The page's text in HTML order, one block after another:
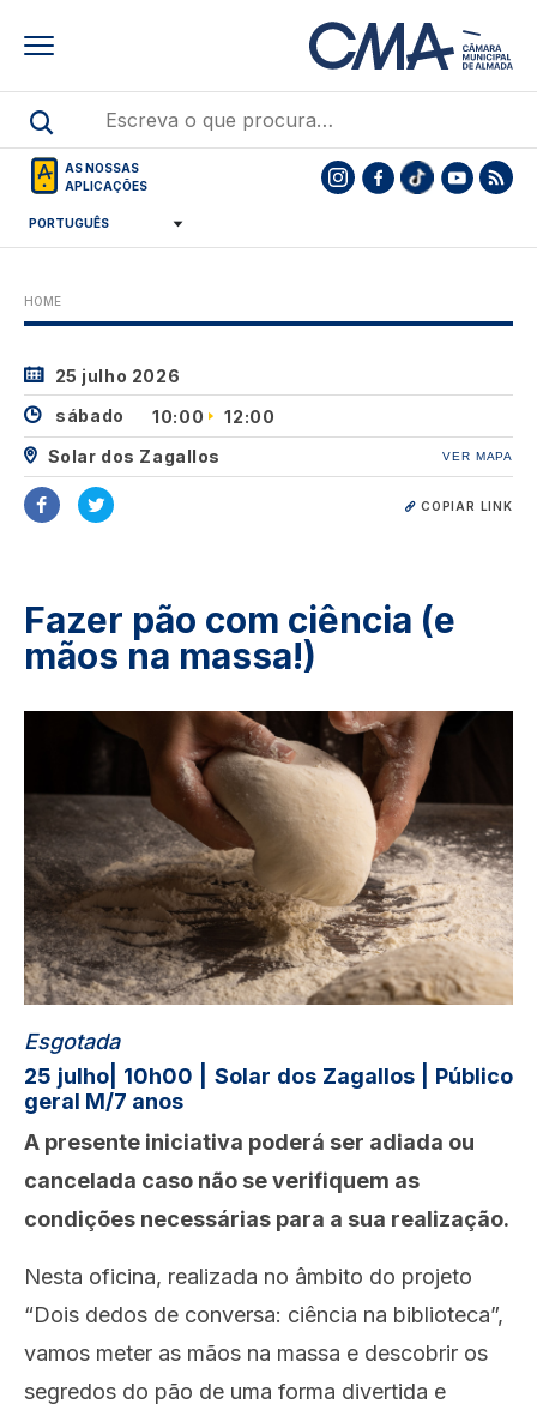
AS NOSSAS
APLICAÇÕES
HOME
25 julho 2026
sábado
10:00
12:00
Solar dos Zagallos
VER MAPA
COPIAR LINK
Fazer pão com ciência (e
mãos na massa!)
Esgotada
25 julho| 10h00 | Solar dos Zagallos | Público
geral M/7 anos
A presente iniciativa poderá ser adiada ou
cancelada caso não se verifiquem as
condições necessárias para a sua realização.
Nesta oficina, realizada no âmbito do projeto
“Dois dedos de conversa: ciência na biblioteca”,
vamos meter as mãos na massa e descobrir os
segredos do pão de uma forma divertida e